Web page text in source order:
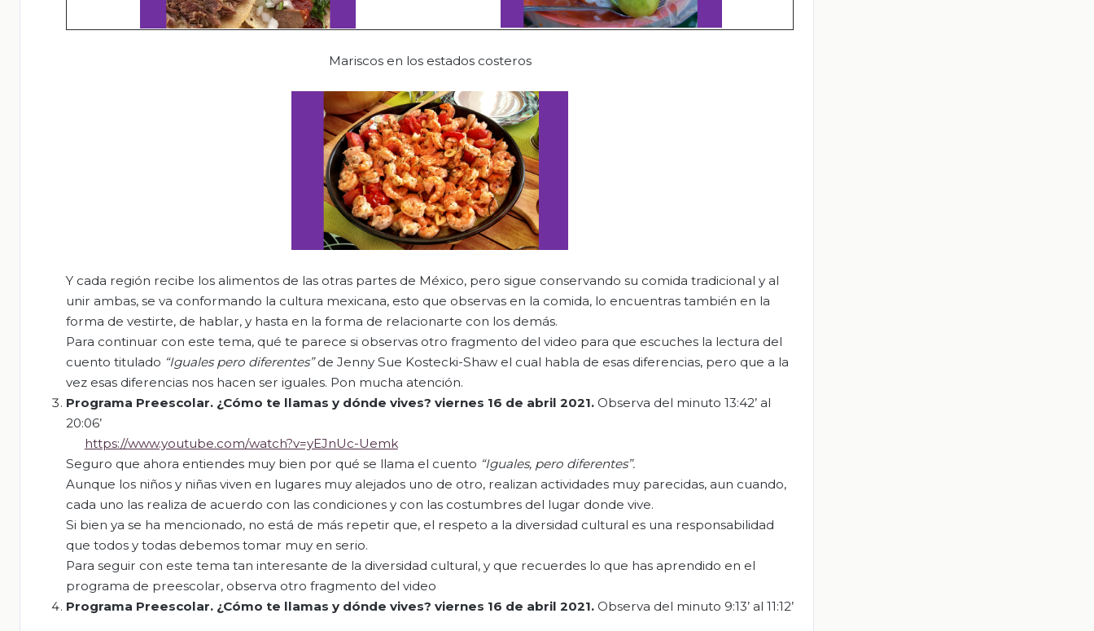
Mariscos en los estados costeros
Y cada región recibe los alimentos de las otras partes de México, pero sigue conservando su comida tradicional y al
unir ambas, se va conformando la cultura mexicana, esto que observas en la comida, lo encuentras también en la
forma de vestirte, de hablar, y hasta en la forma de relacionarte con los demás.
Para continuar con este tema, qué te parece si observas otro fragmento del video para que escuches la lectura del
cuento titulado “Iguales pero diferentes”de Jenny Sue Kostecki-Shaw el cual habla de esas diferencias, pero que a la
vez esas diferencias nos hacen ser iguales. Pon mucha atención.
Programa Preescolar. ¿Cómo te llamas y dónde vives? viernes 16 de abril 2021. Observa del minuto 13:42’ al
20:06’
https://www.youtube.com/watch?v=yEJnUc-Uemk
Seguro que ahora entiendes muy bien por qué se llama el cuento “Iguales, pero diferentes”.
Aunque los niños y niñas viven en lugares muy alejados uno de otro, realizan actividades muy parecidas, aun cuando,
cada uno las realiza de acuerdo con las condiciones y con las costumbres del lugar donde vive.
Si bien ya se ha mencionado, no está de más repetir que, el respeto a la diversidad cultural es una responsabilidad
que todos y todas debemos tomar muy en serio.
Para seguir con este tema tan interesante de la diversidad cultural, y que recuerdes lo que has aprendido en el
programa de preescolar, observa otro fragmento del video
Programa Preescolar. ¿Cómo te llamas y dónde vives? viernes 16 de abril 2021. Observa del minuto 9:13’ al 11:12’